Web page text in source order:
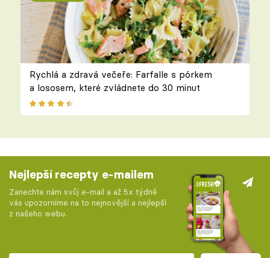
Rychlá a zdravá večeře: Farfalle s pórkem
a lososem, které zvládnete do 30 minut
Nejlepší recepty e-mailem
Zanechte nám svůj e-mail a až 5x týdně
vás upozorníme na to nejnovější a nejlepší
z našeho webu.